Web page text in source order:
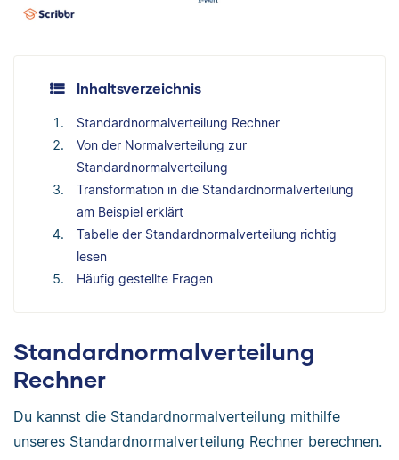
Inhaltsverzeichnis
Standardnormalverteilung Rechner
Von der Normalverteilung zur
Standardnormalverteilung
Transformation in die Standardnormalverteilung
am Beispiel erklärt
Tabelle der Standardnormalverteilung richtig
lesen
Häufig gestellte Fragen
Standardnormalverteilung
Rechner
Du kannst die Standardnormalverteilung mithilfe
unseres Standardnormalverteilung Rechner berechnen.